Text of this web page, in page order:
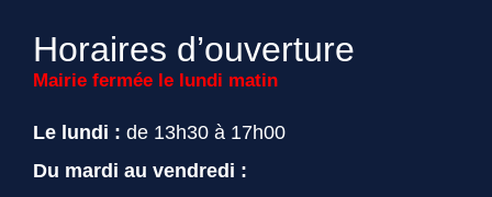
Horaires d’ouverture
Mairie fermée le lundi matin
Le lundi : de 13h30 à 17h00
Du mardi au vendredi :